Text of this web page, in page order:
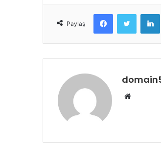
Paylaş
FacebookTwitter
Web